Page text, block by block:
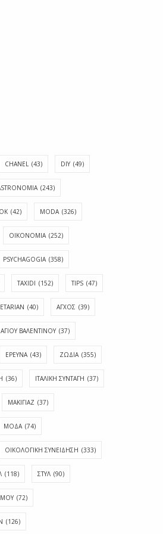
CHANEL (43) DIY (49)
(243)
(42) MODA (326)
OIKONOMIA (252)
PSYCHAGOGIA (358)
TAXIDI (152) TIPS (47)
(40) ΑΓΧΟΣ (39)
ΑΓΊΟΥ ΒΑΛΕΝΤΊΝΟΥ (37)
ΕΡΕΥΝΑ (43) ΖΩΔΙΑ (355)
(36) ΙΤΑΛΙΚΗ ΣΥΝΤΑΓΗ (37)
ΜΑΚΙΓΙΑΖ (37)
ΜΟΔΑ (74)
ΟΙΚΟΛΟΓΙΚΗ ΣΥΝΕΙΔΗΣΗ (333)
(118) ΣΤΥΛ (90)
(72)
(126)